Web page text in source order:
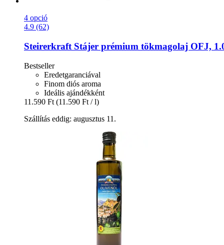
4 opció
4.9 (62)
Steirerkraft Stájer prémium tökmagolaj OFJ,
Bestseller
Eredetgaranciával
Finom diós aroma
Ideális ajándékként
11.590 Ft (11.590 Ft / l)
Szállítás eddig: augusztus 11.